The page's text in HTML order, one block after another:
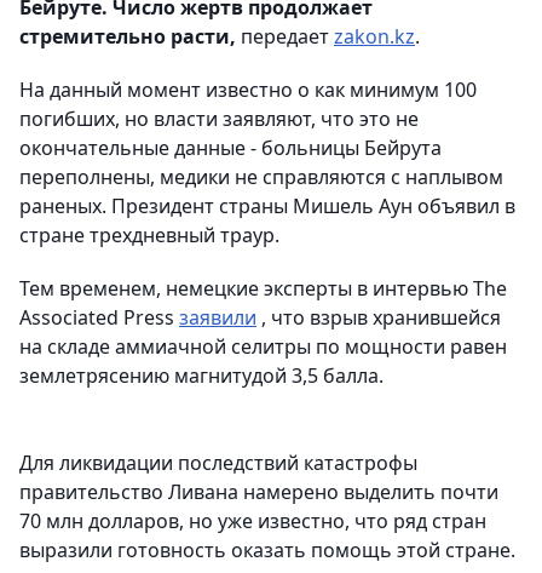
Бейруте. Число жертв продолжает
стремительно расти, передаетzakon.kz.
На данный момент известно о как минимум 100
погибших, но власти заявляют, что это не
окончательные данные - больницы Бейрута
переполнены, медики не справляются с наплывом
раненых. Президент страны Мишель Аун объявил в
стране трехдневный траур.
Тем временем, немецкие эксперты в интервью The
Associated Press заявили , что взрыв хранившейся
на складе аммиачной селитры по мощности равен
землетрясению магнитудой 3,5 балла.
Для ликвидации последствий катастрофы
правительство Ливана намерено выделить почти
70 млн долларов, но уже известно, что ряд стран
выразили готовность оказать помощь этой стране.